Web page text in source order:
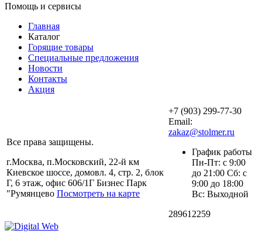
Помощь и сервисы
Главная
Каталог
Горящие товары
Специальные предложения
Новости
Контакты
Акция
Все права защищены.
г.Москва, п.Московский, 22-й км
Киевское шоссе, домовл. 4, стр. 2, блок
Г, 6 этаж, офис 606/1Г Бизнес Парк
"Румянцево Посмотреть на карте
+7 (903) 299-77-30
Email:
zakaz@stolmer.ru
График работы
Пн-Пт: с 9:00
до 21:00 Сб: с
9:00 до 18:00
Вс: Выходной
289612259